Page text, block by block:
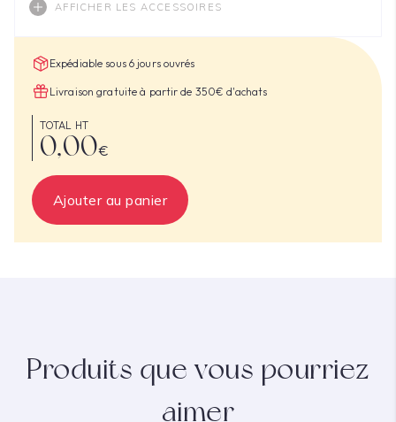
AFFICHER LES ACCESSOIRES
Expédiable sous 6 jours ouvrés
Livraison gratuite à partir de 350€ d'achats
TOTAL HT
0,00€
Ajouter au panier
Produits que vous pourriez
aimer